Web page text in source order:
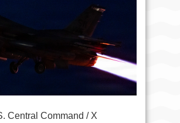
Central Command / X